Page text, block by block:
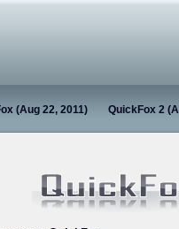
(Aug 22, 2011) QuickFox 2